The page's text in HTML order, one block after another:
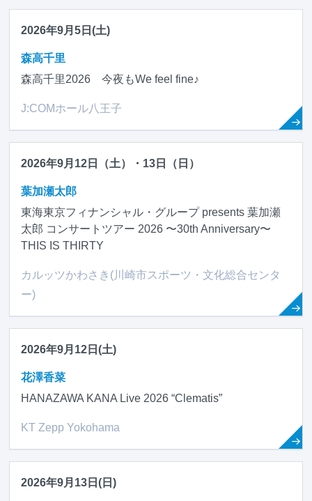
2026年9月5日(土)
森高千里
森高千里2026 今夜もWe feel fine♪
J:COMホール八王子
2026年9月12日（土）・13日（日）
葉加瀬太郎
東海東京フィナンシャル・グループ presents 葉加瀬
太郎 コンサートツアー 2026 〜30th Anniversary〜
THIS IS THIRTY
カルッツかわさき(川崎市スポーツ・文化総合センタ
ー)
2026年9月12日(土)
花澤香菜
HANAZAWA KANA Live 2026 “Clematis”
KT Zepp Yokohama
2026年9月13日(日)